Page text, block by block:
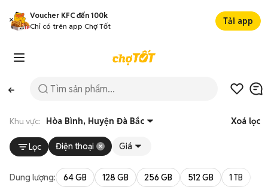
Voucher KFC đến 100k
Chỉ có trên app Chợ Tốt
Tải app
Khu vực: Hòa Bình, Huyện Đà Bắc Xoá lọc
Lọc Điện thoại Giá
Dung lượng: 64 GB 128 GB 256 GB 512 GB 1 TB